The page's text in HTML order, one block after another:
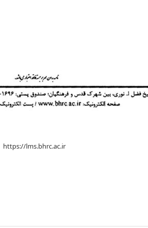
https://lms.bhrc.ac.ir